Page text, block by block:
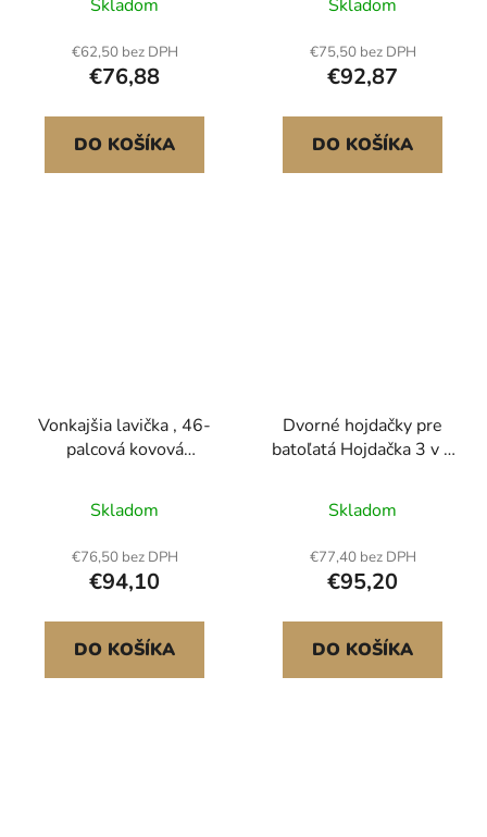
loketními opěrkami,
odolná proti
povětrnostním vlivům
na terasu, zahradu, park,
dvůr, verandu,
starožitný bronz
Skladom
€62,50 bez DPH
€76,88
DO KOŠÍKA
lavička s nosnosťou 550
libier, vonkajšia parková
lavička s operadlom a
podrúčkami, lavička na
terasu do záhrady,
parku, na dvor, na
Skladom
€75,50 bez DPH
€92,87
DO KOŠÍKA
Vonkajšia lavička , 46-
palcová kovová
vonkajšie použitie,
lavička s nosnosťou 480
lb, vonkajšia parková
lavička s operadlom a
podrúčkami, lavička na
terasu do záhrady,
parku, na dvor, na
verandu
Skladom
€76,50 bez DPH
€94,10
DO KOŠÍKA
Dvorné hojdačky pre
batoľatá Hojdačka 3 v 1
na piesok
Skladom
€77,40 bez DPH
€95,20
DO KOŠÍKA